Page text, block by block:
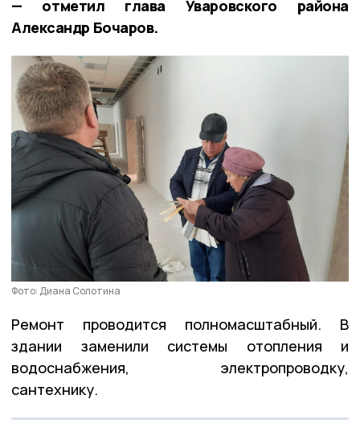
— отметил глава Уваровского района
Александр Бочаров.
Фото: Диана Солотина
Ремонт проводится полномасштабный. В
здании заменили системы отопления и
водоснабжения, электропроводку,
сантехнику.